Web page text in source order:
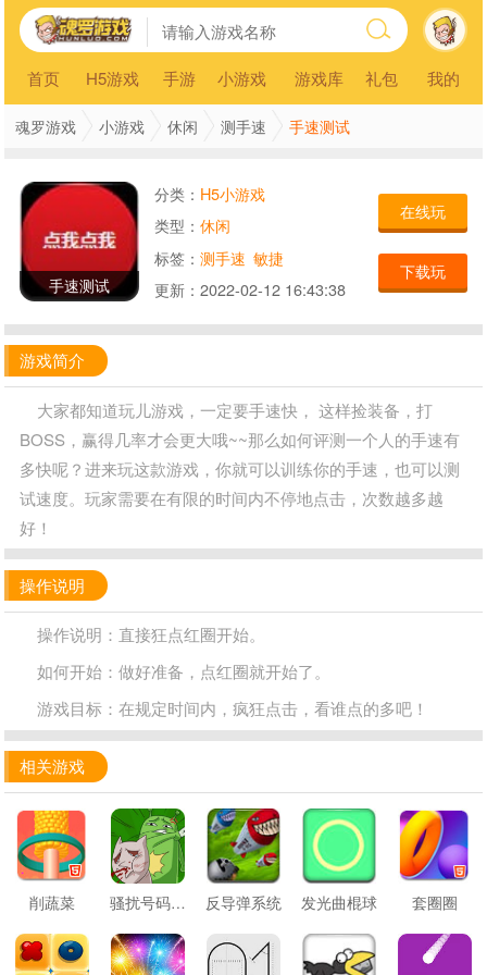
首页 H5游戏 手游 小游戏 游戏库 礼包 我的
魂罗游戏 小游戏 休闲 测手速 手速测试
手速测试
分类： H5小游戏
类型： 休闲
标签： 测手速 敏捷
更新： 2022-02-12 16:43:38
在线玩
下载玩
游戏简介
大家都知道玩儿游戏，一定要手速快， 这样捡装备，打
BOSS，赢得几率才会更大哦~~那么如何评测一个人的手速有
多快呢？进来玩这款游戏，你就可以训练你的手速，也可以测
试速度。玩家需要在有限的时间内不停地点击，次数越多越
好！
操作说明
操作说明：直接狂点红圈开始。
如何开始：做好准备，点红圈就开始了。
游戏目标：在规定时间内，疯狂点击，看谁点的多吧！
相关游戏
削蔬菜 骚扰号码大作战 反导弹系统 发光曲棍球 套圈圈